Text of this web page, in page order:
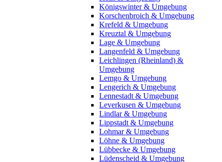
Königswinter & Umgebung
Korschenbroich & Umgebung
Krefeld & Umgebung
Kreuztal & Umgebung
Lage & Umgebung
Langenfeld & Umgebung
Leichlingen (Rheinland) &
Umgebung
Lemgo & Umgebung
Lengerich & Umgebung
Lennestadt & Umgebung
Leverkusen & Umgebung
Lindlar & Umgebung
Lippstadt & Umgebung
Lohmar & Umgebung
Löhne & Umgebung
Lübbecke & Umgebung
Lüdenscheid & Umgebung